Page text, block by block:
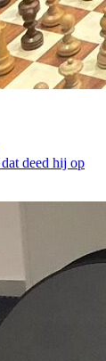
deed hij op